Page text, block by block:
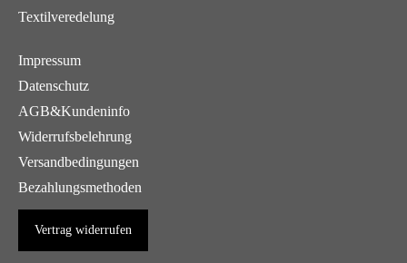
Textilveredelung
Impressum
Datenschutz
AGB&Kundeninfo
Widerrufsbelehrung
Versandbedingungen
Bezahlungsmethoden
Vertrag widerrufen